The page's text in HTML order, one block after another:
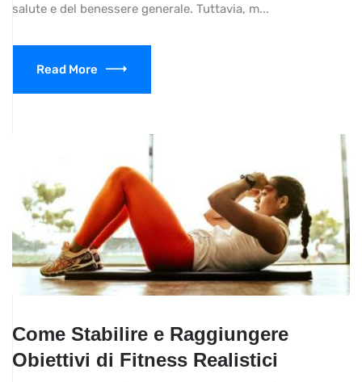
salute e del benessere generale. Tuttavia, m...
Read More
Come Stabilire e Raggiungere
Obiettivi di Fitness Realistici